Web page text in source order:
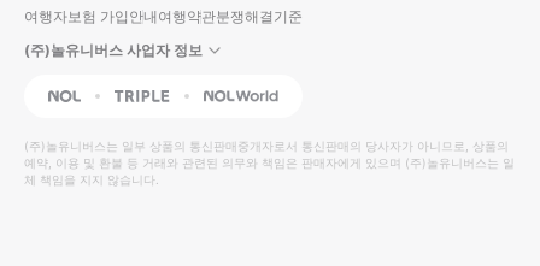
다.
높
은
순
동
영
상
여행자보험 가입안내여행약관분쟁해결기준
(주)놀유니버스 사업자 정보
NOL Triple Interpark Global
(주)놀유니버스는 일부 상품의 통신판매중개자로서 통신판매의 당사자가 아니므로, 상품의
예약, 이용 및 환불 등 거래와 관련된 의무와 책임은 판매자에게 있으며 (주)놀유니버스는 일
체 책임을 지지 않습니다.